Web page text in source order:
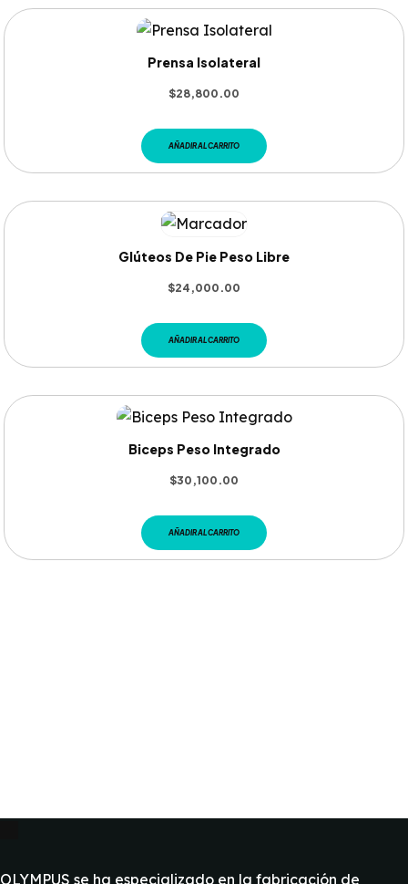
Prensa Isolateral
$28,800.00
AÑADIR AL CARRITO
Glúteos De Pie Peso Libre
$24,000.00
AÑADIR AL CARRITO
Biceps Peso Integrado
$30,100.00
AÑADIR AL CARRITO
OLYMPUS se ha especializado en la fabricación de